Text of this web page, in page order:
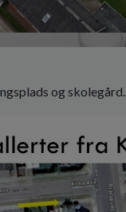
og skolegård.